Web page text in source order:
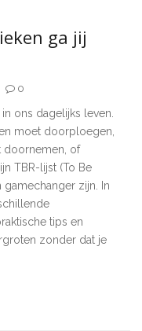
ga jij
0
ons dagelijks leven.
moet doorploegen,
doornemen, of
TBR-lijst (To Be
gamechanger zijn. In
tips en
zonder dat je